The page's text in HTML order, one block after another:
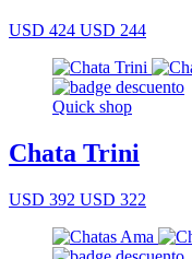
USD 424 USD 244
Quick shop
Chata Trini
USD 392 USD 322